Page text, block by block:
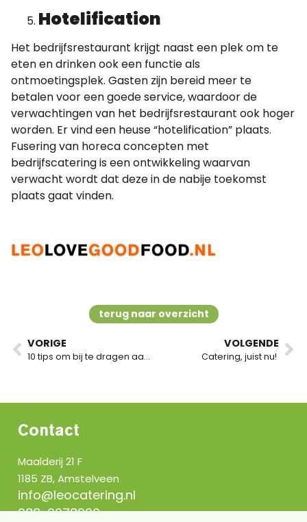
Vraag een offerte aan
Hotelification
Het bedrijfsrestaurant krijgt naast een plek om te
eten en drinken ook een functie als
ontmoetingsplek. Gasten zijn bereid meer te
betalen voor een goede service, waardoor de
verwachtingen van het bedrijfsrestaurant ook hoger
worden. Er vind een heuse “hotelification” plaats.
Fusering van horeca concepten met
bedrijfscatering is een ontwikkeling waarvan
verwacht wordt dat deze in de nabije toekomst
plaats gaat vinden.
terug naar overzicht
VORIGE
10 tips om bij te dragen aan vitale medewerkers
VOLGENDE
Catering, juist nu!
Contact
Maalderij 21 F
1185 ZB, Amstelveen
info@leocatering.nl
088-0078900